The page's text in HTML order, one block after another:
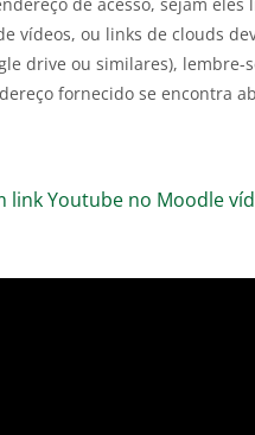
vídeos, ou links de clouds
drive ou similares), lembre-
fornecido se encontra
link Youtube no Moodle